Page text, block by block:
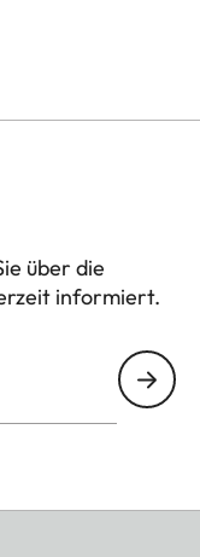
Die glaslosen
mit
über die
informiert.